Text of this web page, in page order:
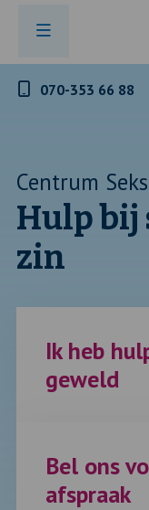
Telefoonnummer
070-353 66 88
Centrum
Hulp bij
zin
Ik heb
geweld
Bel ons
afspraak